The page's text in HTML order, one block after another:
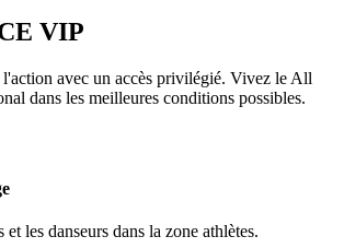
VIP
avec un accès privilégié. Vivez le All
dans les meilleures conditions possibles.
les danseurs dans la zone athlètes.